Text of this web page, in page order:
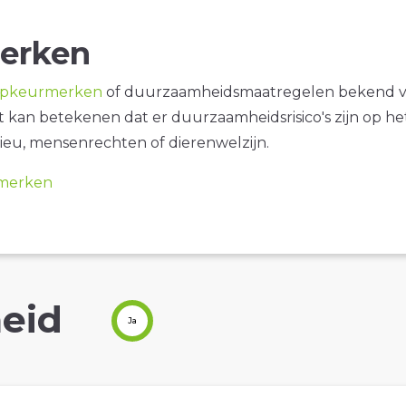
of duurzaamheidsmaatregelen bekend
kan betekenen dat er duurzaamheidsrisico's zijn op
mensenrechten of dierenwelzijn.
Ja